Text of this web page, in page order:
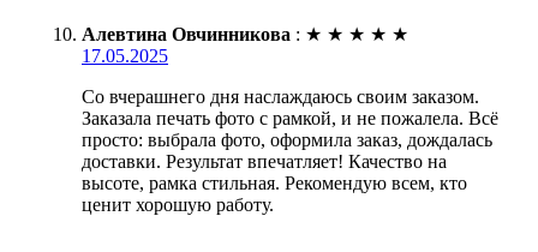
Алевтина Овчинникова : ★ ★ ★ ★ ★
17.05.2025
Со вчерашнего дня наслаждаюсь своим заказом.
Заказала печать фото с рамкой, и не пожалела. Всё
просто: выбрала фото, оформила заказ, дождалась
доставки. Результат впечатляет! Качество на
высоте, рамка стильная. Рекомендую всем, кто
ценит хорошую работу.